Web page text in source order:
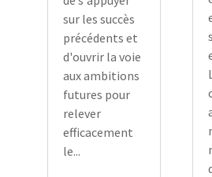
sur les succès
précédents et
d'ouvrir la voie
aux ambitions
futures pour
relever
efficacement
le...